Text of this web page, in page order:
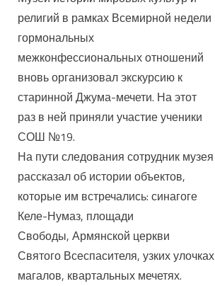
религий в рамках Всемирной недели
гормональных
межконфессиональных отношений
вновь организовал экскурсию к
старинной Джума-мечети. На этот
раз в ней приняли участие ученики
СОШ №19.
На пути следования сотрудник музея
рассказал об истории объектов,
которые им встречались: синагоге
Келе-Нумаз, площади
Свободы, Армянской церкви
Святого Всеспасителя, узких улочках
магалов, квартальных мечетях.